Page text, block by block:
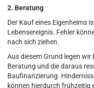
2. Beratung
Der Kauf eines Eigenheims
Lebensereignis. Fehler
nach sich ziehen.
Aus diesem Grund legen
Beratung und die daraus
Baufinanzierung.
können hierdurch frühzeitig